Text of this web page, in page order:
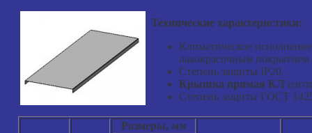
Технические характеристики:
Климатическое
лакокрасочным
Степень защиты IP20.
Крышка прямая КЛ
Степень защиты ГОСТ
Размеры, мм